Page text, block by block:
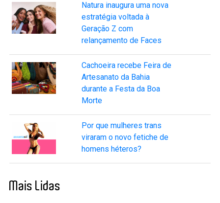
Natura inaugura uma nova
estratégia voltada à
Geração Z com
relançamento de Faces
Cachoeira recebe Feira de
Artesanato da Bahia
durante a Festa da Boa
Morte
Por que mulheres trans
viraram o novo fetiche de
homens héteros?
Mais Lidas